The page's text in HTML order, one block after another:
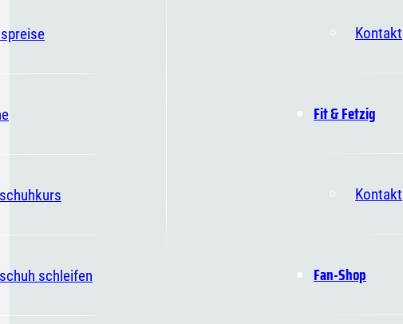
Kontakt
Fit & Fetzig
Kontakt
Fan-Shop
schleifen